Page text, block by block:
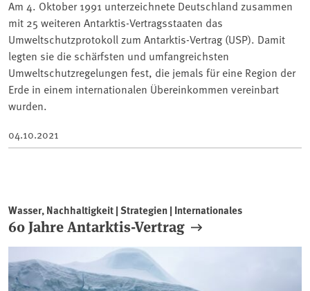
Am 4. Oktober 1991 unterzeichnete Deutschland zusammen
mit 25 weiteren Antarktis-Vertragsstaaten das
Umweltschutzprotokoll zum Antarktis-Vertrag (USP). Damit
legten sie die schärfsten und umfangreichsten
Umweltschutzregelungen fest, die jemals für eine Region der
Erde in einem internationalen Übereinkommen vereinbart
wurden.
04.10.2021
Wasser, Nachhaltigkeit | Strategien | Internationales
60 Jahre Antarktis-Vertrag